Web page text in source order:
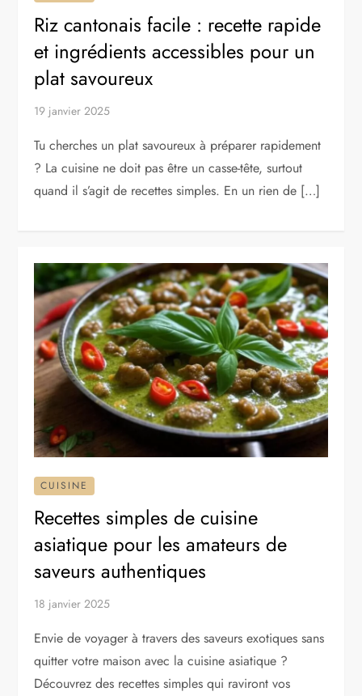
Riz cantonais facile : recette rapide
et ingrédients accessibles pour un
plat savoureux
19 janvier 2025
Tu cherches un plat savoureux à préparer rapidement
? La cuisine ne doit pas être un casse-tête, surtout
quand il s’agit de recettes simples. En un rien de […]
CUISINE
Recettes simples de cuisine
asiatique pour les amateurs de
saveurs authentiques
18 janvier 2025
Envie de voyager à travers des saveurs exotiques sans
quitter votre maison avec la cuisine asiatique ?
Découvrez des recettes simples qui raviront vos